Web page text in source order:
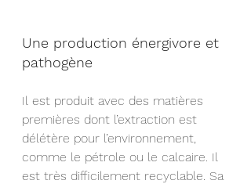
Une production énergivore et
pathogène
Il est produit avec des matières
premières dont l’extraction est
délétère pour l’environnement,
comme le pétrole ou le calcaire. Il
est très difficilement recyclable. Sa